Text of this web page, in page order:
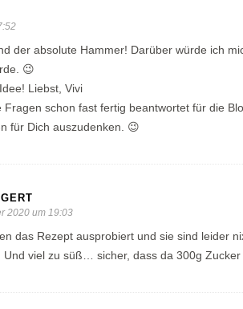
der absolute Hammer! Darüber würde ich
😉
Liebst, Vivi
Fragen schon fast fertig beantwortet für die
für Dich auszudenken. 😉
2020 um 19:03
das Rezept ausprobiert und sie sind leider
Und viel zu süß… sicher, dass da 300g